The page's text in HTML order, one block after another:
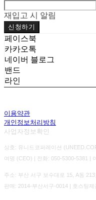
재입고 시 알림
신청하기
페이스북
카카오톡
네이버 블로그
밴드
라인
이용약관
개인정보처리방침
사업자정보확인
상호: 유니드코퍼레이션
여명 (CEO) | 전화: 050-5300-5381 |
주소: 부산 서구 보수대로 15, A동
판매: 2014-부산서구-0014 | 호스팅